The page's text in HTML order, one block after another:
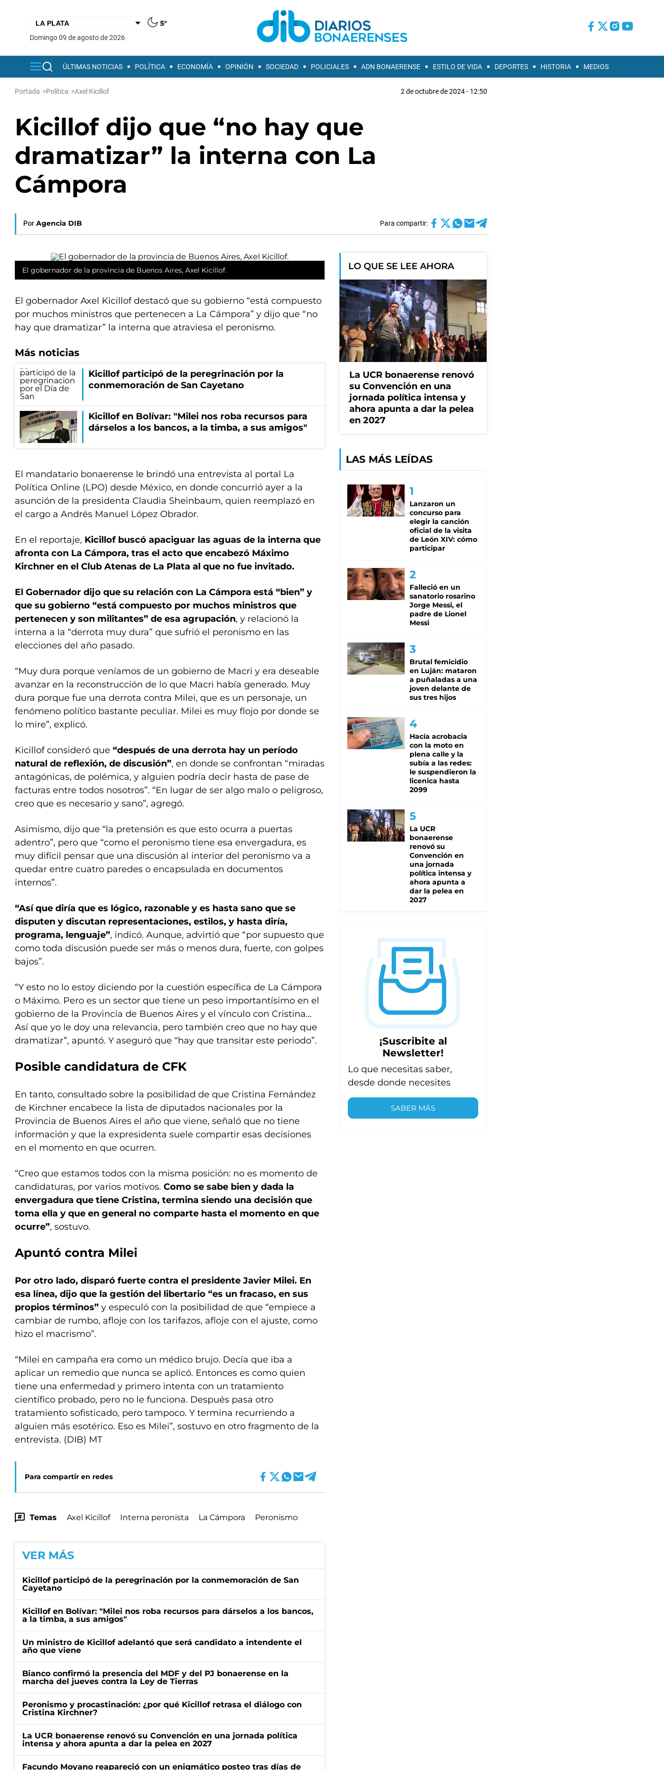
5°
domingo 09 de agosto de 2026
ÚLTIMAS NOTICIAS POLÍTICA ECONOMÍA OPINIÓN SOCIEDAD POLICIALES ADN BONAERENSE ESTILO DE VIDA DEPORTES HISTORIA MEDIOS
Portada >Política >Axel Kicillof 2 de octubre de 2024 - 12:50
Kicillof dijo que “no hay que
dramatizar” la interna con La
Cámpora
Por Agencia DIB Para compartir:
El gobernador de la provincia de Buenos Aires, Axel Kicillof.
El gobernador Axel Kicillof destacó que su gobierno “está compuesto
por muchos ministros que pertenecen a La Cámpora” y dijo que “no
hay que dramatizar” la interna que atraviesa el peronismo.
Más noticias
Kicillof participó de la peregrinación por la
conmemoración de San Cayetano
Kicillof en Bolívar: "Milei nos roba recursos para
dárselos a los bancos, a la timba, a sus amigos"
El mandatario bonaerense le brindó una entrevista al portal La
Política Online (LPO) desde México, en donde concurrió ayer a la
asunción de la presidenta Claudia Sheinbaum, quien reemplazó en
el cargo a Andrés Manuel López Obrador.
En el reportaje, Kicillof buscó apaciguar las aguas de la interna que
afronta con La Cámpora, tras el acto que encabezó Máximo
Kirchner en el Club Atenas de La Plata al que no fue invitado.
El Gobernador dijo que su relación con La Cámpora está “bien” y
que su gobierno “está compuesto por muchos ministros que
pertenecen y son militantes” de esa agrupación, y relacionó la
interna a la “derrota muy dura” que sufrió el peronismo en las
elecciones del año pasado.
“Muy dura porque veníamos de un gobierno de Macri y era deseable
avanzar en la reconstrucción de lo que Macri había generado. Muy
dura porque fue una derrota contra Milei, que es un personaje, un
fenómeno político bastante peculiar. Milei es muy flojo por donde se
lo mire”, explicó.
Kicillof consideró que “después de una derrota hay un período
natural de reflexión, de discusión”, en donde se confrontan “miradas
antagónicas, de polémica, y alguien podría decir hasta de pase de
facturas entre todos nosotros”. “En lugar de ser algo malo o peligroso,
creo que es necesario y sano”, agregó.
Asimismo, dijo que “la pretensión es que esto ocurra a puertas
adentro”, pero que “como el peronismo tiene esa envergadura, es
muy difícil pensar que una discusión al interior del peronismo va a
quedar entre cuatro paredes o encapsulada en documentos
internos”.
“Así que diría que es lógico, razonable y es hasta sano que se
disputen y discutan representaciones, estilos, y hasta diría,
programa, lenguaje”, indicó. Aunque, advirtió que “por supuesto que
como toda discusión puede ser más o menos dura, fuerte, con golpes
bajos”.
“Y esto no lo estoy diciendo por la cuestión específica de La Cámpora
o Máximo. Pero es un sector que tiene un peso importantísimo en el
gobierno de la Provincia de Buenos Aires y el vínculo con Cristina…
Así que yo le doy una relevancia, pero también creo que no hay que
dramatizar”, apuntó. Y aseguró que “hay que transitar este periodo”.
Posible candidatura de CFK
En tanto, consultado sobre la posibilidad de que Cristina Fernández
de Kirchner encabece la lista de diputados nacionales por la
Provincia de Buenos Aires el año que viene, señaló que no tiene
información y que la expresidenta suele compartir esas decisiones
en el momento en que ocurren.
“Creo que estamos todos con la misma posición: no es momento de
candidaturas, por varios motivos. Como se sabe bien y dada la
envergadura que tiene Cristina, termina siendo una decisión que
toma ella y que en general no comparte hasta el momento en que
ocurre”, sostuvo.
Apuntó contra Milei
Por otro lado, disparó fuerte contra el presidente Javier Milei. En
esa línea, dijo que la gestión del libertario “es un fracaso, en sus
propios términos” y especuló con la posibilidad de que “empiece a
cambiar de rumbo, afloje con los tarifazos, afloje con el ajuste, como
hizo el macrismo”.
“Milei en campaña era como un médico brujo. Decía que iba a
aplicar un remedio que nunca se aplicó. Entonces es como quien
tiene una enfermedad y primero intenta con un tratamiento
científico probado, pero no le funciona. Después pasa otro
tratamiento sofisticado, pero tampoco. Y termina recurriendo a
alguien más esotérico. Eso es Milei”, sostuvo en otro fragmento de la
entrevista. (DIB) MT
Para compartir en redes
Temas Axel Kicillof Interna peronista La Cámpora Peronismo
VER MÁS
Kicillof participó de la peregrinación por la conmemoración de San
Cayetano
Kicillof en Bolívar: "Milei nos roba recursos para dárselos a los bancos,
a la timba, a sus amigos"
Un ministro de Kicillof adelantó que será candidato a intendente el
año que viene
Bianco confirmó la presencia del MDF y del PJ bonaerense en la
marcha del jueves contra la Ley de Tierras
Peronismo y procastinación: ¿por qué Kicillof retrasa el diálogo con
Cristina Kirchner?
La UCR bonaerense renovó su Convención en una jornada política
intensa y ahora apunta a dar la pelea en 2027
Facundo Moyano reapareció con un enigmático posteo tras días de
LO QUE SE LEE AHORA
La UCR bonaerense renovó
su Convención en una
jornada política intensa y
ahora apunta a dar la pelea
en 2027
LAS MÁS LEÍDAS
Lanzaron un
concurso para
elegir la canción
oficial de la visita
de León XIV: cómo
participar
Falleció en un
sanatorio rosarino
Jorge Messi, el
padre de Lionel
Messi
Brutal femicidio
en Luján: mataron
a puñaladas a una
joven delante de
sus tres hijos
Hacía acrobacia
con la moto en
plena calle y la
subía a las redes:
le suspendieron la
licenica hasta
2099
La UCR
bonaerense
renovó su
Convención en
una jornada
política intensa y
ahora apunta a
dar la pelea en
2027
¡Suscribite al
Newsletter!
Lo que necesitas saber,
desde donde necesites
SABER MÁS